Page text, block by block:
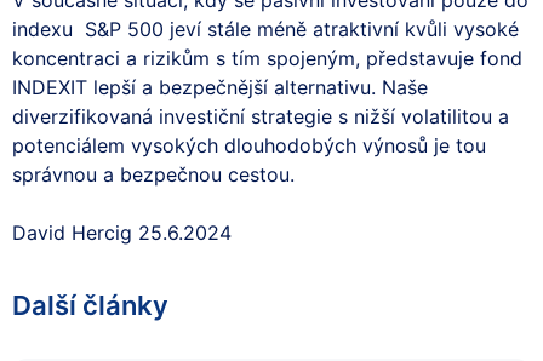
indexu S&P 500 jeví stále méně atraktivní kvůli vysoké
koncentraci a rizikům s tím spojeným, představuje fond
INDEXIT lepší a bezpečnější alternativu. Naše
diverzifikovaná investiční strategie s nižší volatilitou a
potenciálem vysokých dlouhodobých výnosů je tou
správnou a bezpečnou cestou.
David Hercig 25.6.2024
Další články